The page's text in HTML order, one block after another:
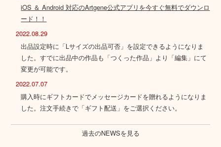
iOS ＆ Android 対応のArtgene公式アプリを今すぐ無料でダウンロ
ード！！
2022.08.29
出品設定時に「Lサイズの出品可否」を設定できるようになりま
した。すでに出品中の作品も「つくった作品」より「編集」にて
変更が可能です。
2022.07.07
購入時にギフトカードでメッセージカードを贈れるようになりま
した。注文手続きで「ギフト配送」をご選択ください。
過去のNEWSを見る